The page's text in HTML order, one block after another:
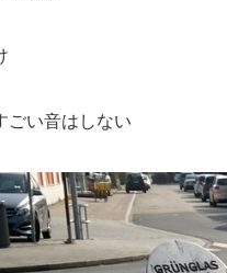
い音はしない